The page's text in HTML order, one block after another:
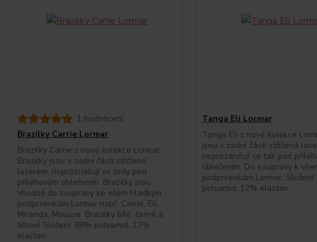
1 hodnocení
Brazilky Carrie Lormar
Brazilky Carrie z nové kolekce Lormar.
Brazilky jsou v zadní části střižené
laserem, neproznačují se tedy pod
přiléhavým oblečením. Brazilky jsou
vhodné do soupravy ke všem hladkým
podprsenkám Lormar např, Carrie, Eli,
Miranda, Mousse. Brazilky bílé, černé a
tělové Složení: 88% polyamid, 12%
elastan...
Tanga Eli Lormar
Tanga Eli z nové kolekce
jsou v zadní části střižená
neprozančují se tak pod
oblečením. Do soupravy k
podprsenkám Lormar.
polyamid, 12% elastan